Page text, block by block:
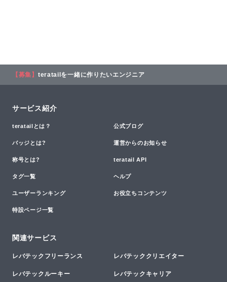
【募集】 teratailを一緒に作りたいエンジニア
サービス紹介
teratailとは？ 公式ブログ
バッジとは? 運営からのお知らせ
称号とは? teratail API
タグ一覧 ヘルプ
ユーザーランキング お役立ちコンテンツ
特設ページ一覧
関連サービス
レバテックフリーランス レバテッククリエイター
レバテックルーキー レバテックキャリア